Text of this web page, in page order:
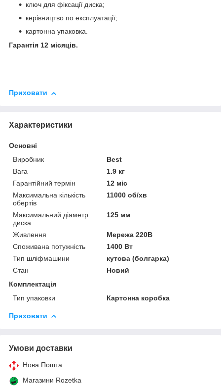
ключ для фіксації диска;
керівництво по експлуатації;
картонна упаковка.
Гарантія 12 місяців.
Приховати
Характеристики
Основні
Виробник
Best
Вага
1.9 кг
Гарантійний термін
12 міс
Максимальна кількість
обертів
11000 об/хв
Максимальний діаметр
диска
125 мм
Живлення
Мережа 220В
Споживана потужність
1400 Вт
Тип шліфмашини
кутова (болгарка)
Стан
Новий
Комплектація
Тип упаковки
Картонна коробка
Приховати
Умови доставки
Нова Пошта
Магазини Rozetka